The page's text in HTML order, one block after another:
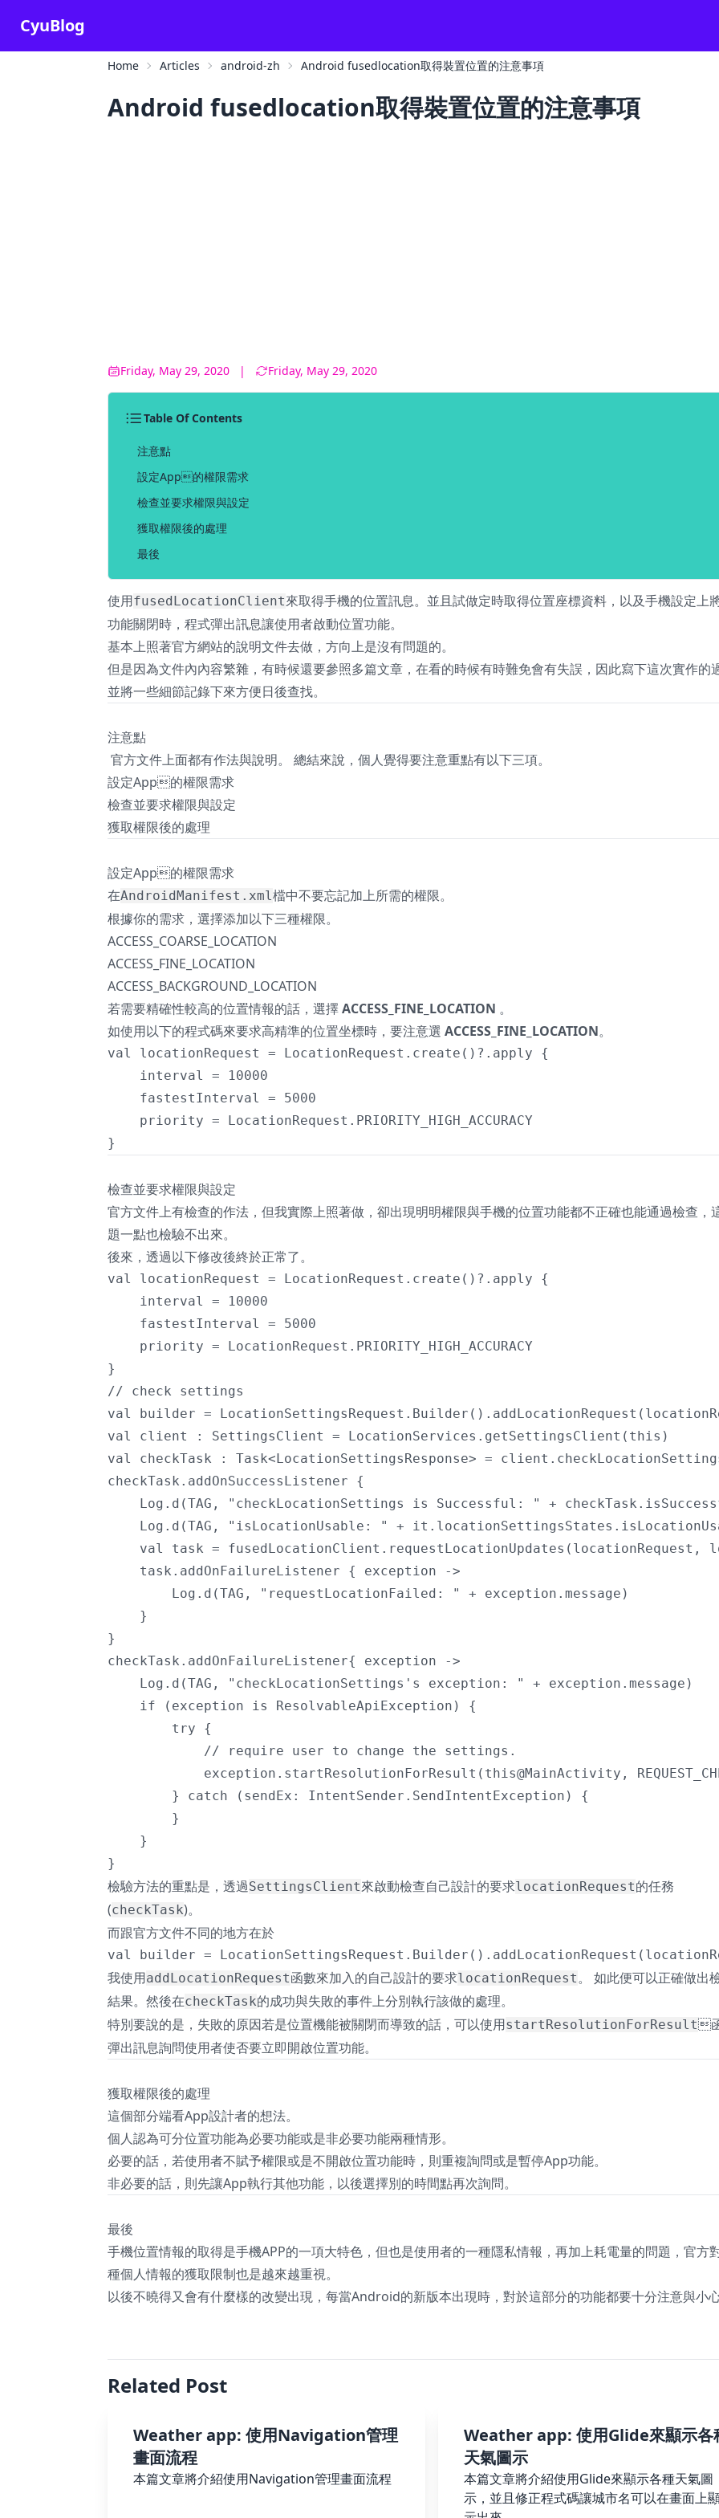
CyuBlog
Home Articles android-zh Android fusedlocation取得裝置位置的注意事項
Android fusedlocation取得裝置位置的注意事項
Friday, May 29, 2020 | Friday, May 29, 2020
Table Of Contents
注意點
設定App的權限需求
檢查並要求權限與設定
獲取權限後的處理
最後
使用fusedLocationClient來取得手機的位置訊息。並且試做定時取得位置座標資料，以及手機設定上
功能關閉時，程式彈出訊息讓使用者啟動位置功能。
基本上照著官方網站的說明文件去做，方向上是沒有問題的。
但是因為文件內內容繁雜，有時候還要參照多篇文章，在看的時候有時難免會有失誤，因此寫下這次實作的
並將一些細節記錄下來方便日後查找。
注意點
 官方文件上面都有作法與說明。 總結來說，個人覺得要注意重點有以下三項。
設定App的權限需求
檢查並要求權限與設定
獲取權限後的處理
設定App的權限需求
在AndroidManifest.xml檔中不要忘記加上所需的權限。
根據你的需求，選擇添加以下三種權限。
ACCESS_COARSE_LOCATION
ACCESS_FINE_LOCATION
ACCESS_BACKGROUND_LOCATION
若需要精確性較高的位置情報的話，選擇ACCESS_FINE_LOCATION 。
如使用以下的程式碼來要求高精準的位置坐標時，要注意選ACCESS_FINE_LOCATION。
val locationRequest = LocationRequest.create()?.apply {
    interval = 10000
    fastestInterval = 5000
    priority = LocationRequest.PRIORITY_HIGH_ACCURACY
}
檢查並要求權限與設定
官方文件上有檢查的作法，但我實際上照著做，卻出現明明權限與手機的位置功能都不正確也能通過檢查，
題一點也檢驗不出來。
後來，透過以下修改後終於正常了。
val locationRequest = LocationRequest.create()?.apply {
    interval = 10000
    fastestInterval = 5000
    priority = LocationRequest.PRIORITY_HIGH_ACCURACY
}
// check settings
val builder =
val client : SettingsClient = LocationServices.getSettingsClient(this)
val checkTask : Task<LocationSettingsResponse> =
checkTask.addOnSuccessListener {
Log.d(TAG, "checkLocationSettings is Successful: " +
Log.d(TAG, "isLocationUsable: " +
val task = fusedLocationClient.requestLocationUpdates(locationRequest,
    task.addOnFailureListener { exception ->
        Log.d(TAG, "requestLocationFailed: " + exception.message)
    }
}
checkTask.addOnFailureListener{ exception ->
    Log.d(TAG, "checkLocationSettings's exception: " + exception.message)
    if (exception is ResolvableApiException) {
        try {
            // require user to change the settings.
exception.startResolutionForResult(this@MainActivity,
        } catch (sendEx: IntentSender.SendIntentException) {
        }
    }
}
檢驗方法的重點是，透過SettingsClient來啟動檢查自己設計的要求locationRequest的任務
(checkTask)。
而跟官方文件不同的地方在於
val builder =
我使用addLocationRequest函數來加入的自己設計的要求locationRequest。 如此便可以正確做出
結果。然後在checkTask的成功與失敗的事件上分別執行該做的處理。
特別要說的是，失敗的原因若是位置機能被關閉而導致的話，可以使用startResolutionForResult
彈出訊息詢問使用者使否要立即開啟位置功能。
獲取權限後的處理
這個部分端看App設計者的想法。
個人認為可分位置功能為必要功能或是非必要功能兩種情形。
必要的話，若使用者不賦予權限或是不開啟位置功能時，則重複詢問或是暫停App功能。
非必要的話，則先讓App執行其他功能，以後選擇別的時間點再次詢問。
最後
手機位置情報的取得是手機APP的一項大特色，但也是使用者的一種隱私情報，再加上耗電量的問題，官方
種個人情報的獲取限制也是越來越重視。
以後不曉得又會有什麼樣的改變出現，每當Android的新版本出現時，對於這部分的功能都要十分注意與小心
Related Post
Weather app: 使用Navigation管理
畫面流程
本篇文章將介紹使用Navigation管理畫面流程
Weather app: 使用Glide來顯示各
天氣圖示
本篇文章將介紹使用Glide來顯示各種天氣圖
示，並且修正程式碼讓城市名可以在畫面上